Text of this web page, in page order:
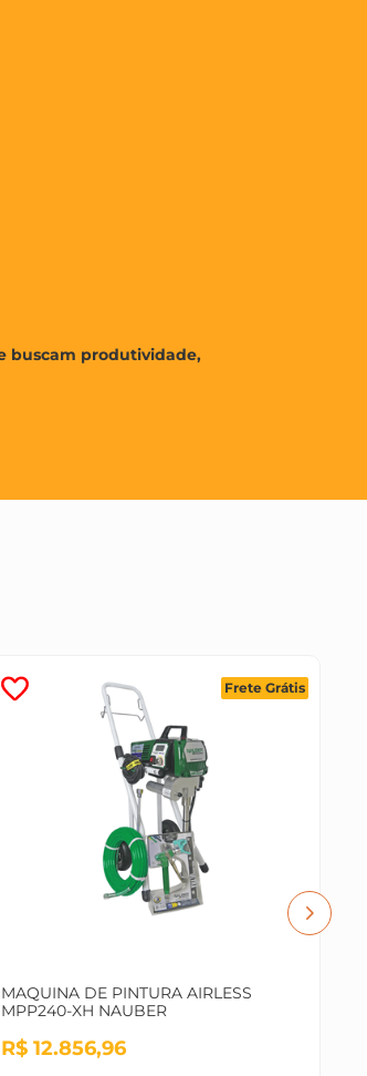
buscam produtividade,
Frete Grátis
MAQUINA DE PINTURA AIRLESS
MPP240-XH NAUBER
R$ 12.856,96